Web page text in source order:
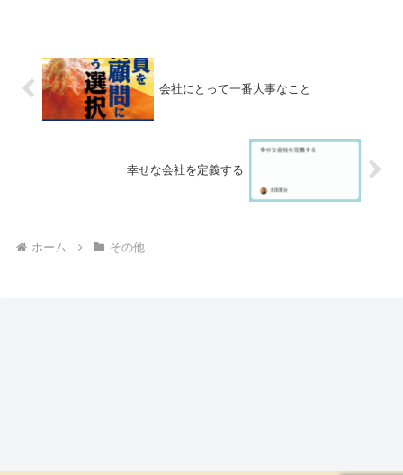
会社にとって一番大事なこと
幸せな会社を定義する
ホーム その他